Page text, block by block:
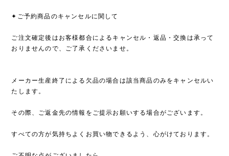
✦ご予約商品のキャンセルに関して
ご注文確定後はお客様都合によるキャンセル・返品・交換は承って
おりませんので、ご了承くださいませ。
メーカー生産終了による欠品の場合は該当商品のみをキャンセルい
たします。
その際、ご返金先の情報をご提示お願いする場合がございます。
すべての方が気持ちよくお買い物できるよう、心がけております。